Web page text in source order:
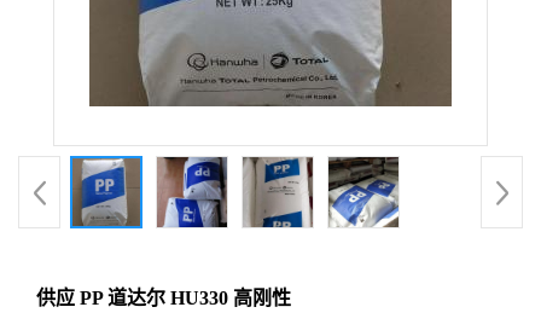
供应 PP 道达尔 HU330 高刚性